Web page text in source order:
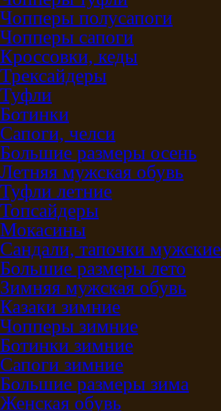
Чопперы полусапоги
Чопперы сапоги
Кроссовки, кеды
Трексайдеры
Туфли
Ботинки
Сапоги, челси
Большие размеры осень
Летняя мужская обувь
Туфли летние
Топсайдеры
Мокасины
Сандали, тапочки мужские
Большие размеры лето
Зимняя мужская обувь
Казаки зимние
Чопперы зимние
Ботинки зимние
Сапоги зимние
Большие размеры зима
Женская обувь